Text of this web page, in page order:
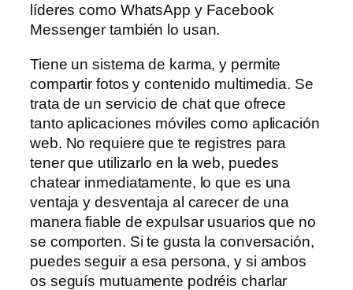
líderes como WhatsApp y Facebook
Messenger también lo usan.
Tiene un sistema de karma, y permite
compartir fotos y contenido multimedia. Se
trata de un servicio de chat que ofrece
tanto aplicaciones móviles como aplicación
web. No requiere que te registres para
tener que utilizarlo en la web, puedes
chatear inmediatamente, lo que es una
ventaja y desventaja al carecer de una
manera fiable de expulsar usuarios que no
se comporten. Si te gusta la conversación,
puedes seguir a esa persona, y si ambos
os seguís mutuamente podréis charlar